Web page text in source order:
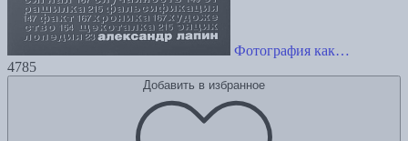
Фотография как…
4785
Добавить в избранное